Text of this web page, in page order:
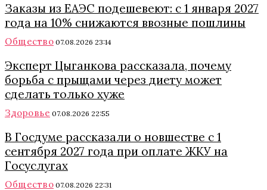
Заказы из ЕАЭС подешевеют: с 1 января 2027
года на 10% снижаются ввозные пошлины
Общество 07.08.2026 23:14
Эксперт Цыганкова рассказала, почему
борьба с прыщами через диету может
сделать только хуже
Здоровье 07.08.2026 22:55
В Госдуме рассказали о новшестве с 1
сентября 2027 года при оплате ЖКУ на
Госуслугах
Общество 07.08.2026 22:31